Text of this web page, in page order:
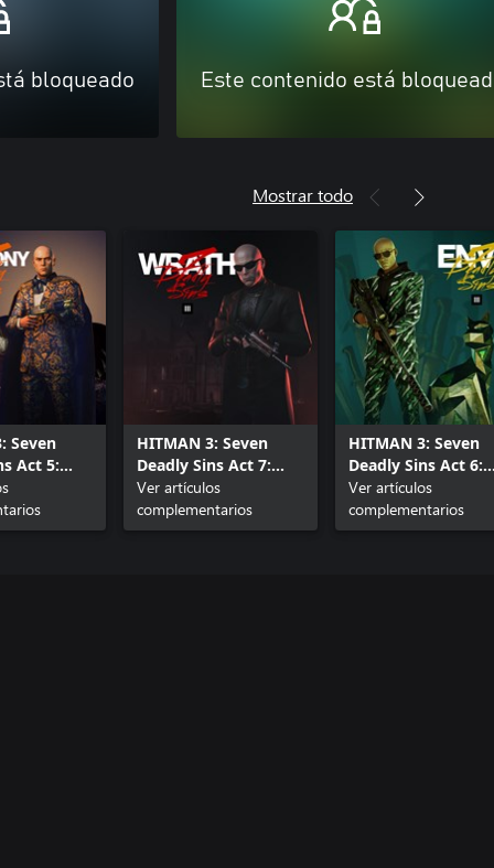
bloqueado Este contenido está
Mostrar todo
Seven
Act 5:
HITMAN 3: Seven
Deadly Sins Act 7:
Wrath
Ver artículos
complementarios
HITMAN 3: Seven
Deadly Sins Act 6:
Envy
Ver artículos
complementarios